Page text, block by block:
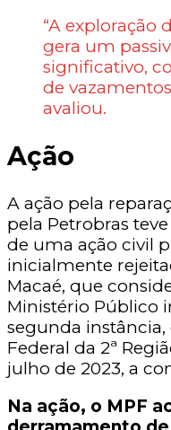
“A exploração
gera um
significativo,
de
avaliou.
Ação
A ação pela
pela Petrobras
de uma ação civil
inicialmente
Macaé, que
Ministério Público
segunda
Federal da 2ª
julho de 2023, a
Na ação, o MPF